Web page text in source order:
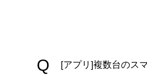
[アプリ]複数台のス